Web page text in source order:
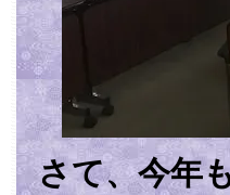
さて、今年